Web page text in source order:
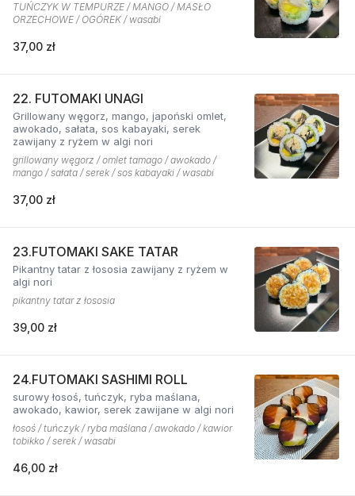
TUŃCZYK W TEMPURZE / MANGO / MASŁO
ORZECHOWE / OGÓREK / wasabi
37,00 zł
22. FUTOMAKI UNAGI
Grillowany węgorz, mango, japoński omlet,
awokado, sałata, sos kabayaki, serek
zawijany z ryżem w algi nori
grillowany węgorz / omlet tamago / awokado /
mango / sałata / serek / sos kabayaki / wasabi
37,00 zł
23.FUTOMAKI SAKE TATAR
Pikantny tatar z łososia zawijany z ryżem w
algi nori
pikantny tatar z łososia
39,00 zł
24.FUTOMAKI SASHIMI ROLL
surowy łosoś, tuńczyk, ryba maślana,
awokado, kawior, serek zawijane w algi nori
łosoś / tuńczyk / ryba maślana / awokado / kawior
tobikko / serek / wasabi
46,00 zł